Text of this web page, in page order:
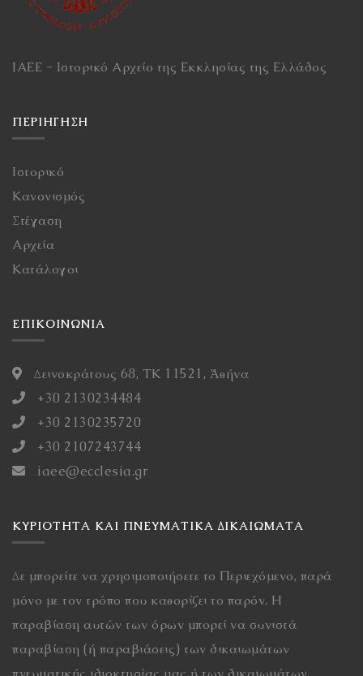
ΙΑΕΕ - Ιστορικό Αρχείο της Εκκλησίας της Ελλάδος
ΠΕΡΙΉΓΗΣΗ
Ιστορικό
Κανονισμός
Στέγαση
Αρχεία
Κατάλογοι
ΕΠΙΚΟΙΝΩΝΙΑ
Δεινοκράτους 68, ΤΚ 11521, Ἀθήνα
+30 2130234484
+30 2130235720
+30 2107243744
iaee@ecclesia.gr
ΚΥΡΙΌΤΗΤΑ ΚΑΙ ΠΝΕΥΜΑΤΙΚΆ ΔΙΚΑΙΏΜΑΤΑ
Δε μπορείτε να χρησιμοποιήσετε το Περιεχόμενο, παρά
μόνο με τον τρόπο που καθορίζει το παρόν. Η
παραβίαση αυτών των όρων μπορεί να συνιστά
παραβίαση (ή παραβιάσεις) των δικαιωμάτων